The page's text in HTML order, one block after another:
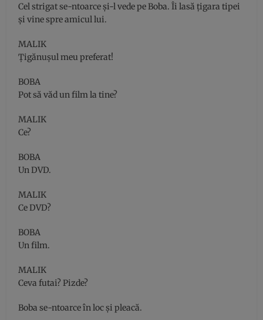
Cel strigat se-ntoarce şi-l vede pe Boba. Îi lasă ţigara tipei
şi vine spre amicul lui.
MALIK
Ţigănuşul meu preferat!
BOBA
Pot să văd un film la tine?
MALIK
Ce?
BOBA
Un DVD.
MALIK
Ce DVD?
BOBA
Un film.
MALIK
Ceva futai? Pizde?
Boba se-ntoarce în loc şi pleacă.